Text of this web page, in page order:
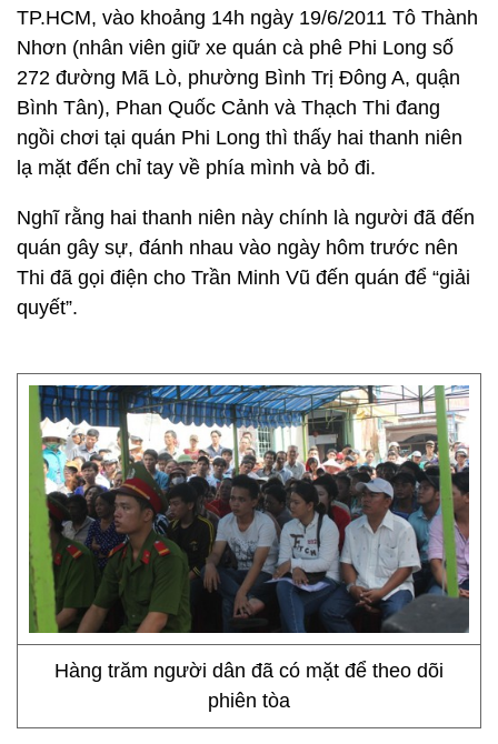
TP.HCM, vào khoảng 14h ngày 19/6/2011 Tô Thành
Nhơn (nhân viên giữ xe quán cà phê Phi Long số
272 đường Mã Lò, phường Bình Trị Đông A, quận
Bình Tân), Phan Quốc Cảnh và Thạch Thi đang
ngồi chơi tại quán Phi Long thì thấy hai thanh niên
lạ mặt đến chỉ tay về phía mình và bỏ đi.
Nghĩ rằng hai thanh niên này chính là người đã đến
quán gây sự, đánh nhau vào ngày hôm trước nên
Thi đã gọi điện cho Trần Minh Vũ đến quán để “giải
quyết”.
Hàng trăm người dân đã có mặt để theo dõi
phiên tòa